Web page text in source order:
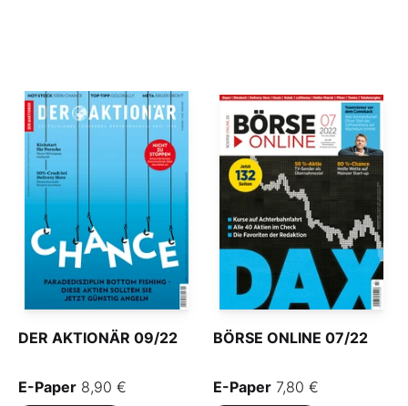
DER AKTIONÄR 09/22
E-Paper 8,90 €
BÖRSE ONLINE 07/22
E-Paper 7,80 €